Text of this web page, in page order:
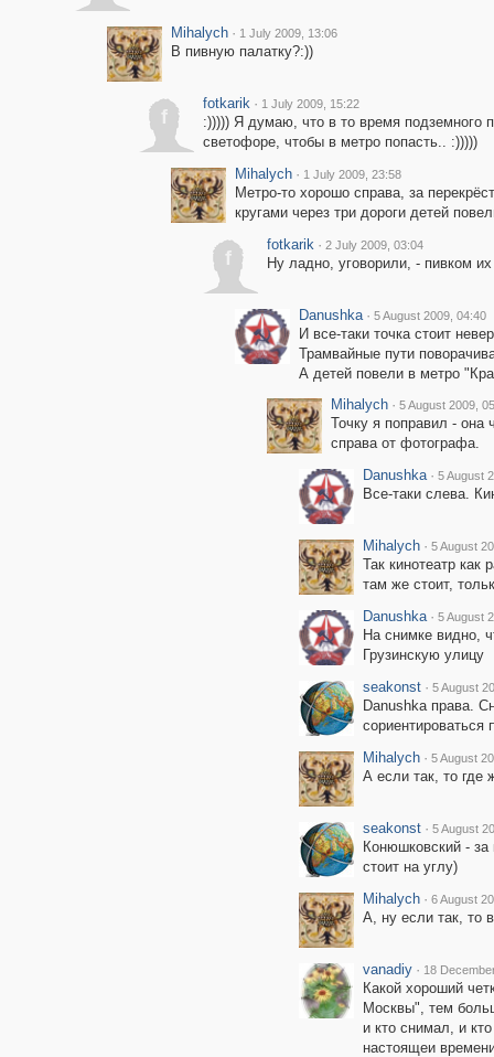
Mihalych · 1 July 2009, 13:06
В пивную палатку?:))
f
fotkarik · 1 July 2009, 15:22
:))))) Я думаю, что в то время подземного
светофоре, чтобы в метро попасть.. :)))))
Mihalych · 1 July 2009, 23:58
Метро-то хорошо справа, за
кругами через три дороги детей
f
fotkarik · 2 July 2009, 03:04
Ну ладно, уговорили, - пивком
Danushka · 5 August 2009, 04:40
И все-таки точка стоит
Трамвайные пути
А детей повели в метро
Mihalych · 5 August 2009,
Точку я поправил - она
справа от фотографа.
Danushka · 5 August
Все-таки слева.
Mihalych · 5 August
Так кинотеатр как
там же стоит,
Danushka · 5 August
На снимке видно,
Грузинскую улицу
seakonst · 5 August
Danushka права.
Mihalych · 5 August
А если так, то где
seakonst · 5 August
Конюшковский -
стоит на углу)
Mihalych · 6 August
А, ну если так, то
vanadiy · 18
Какой хороший
Москвы", тем
и кто снимал, и
настоящеи